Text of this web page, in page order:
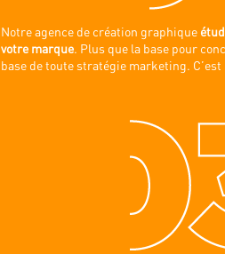
Notre agence de création graphique
votre marque. Plus que la base pour
base de toute stratégie marketing. C’est